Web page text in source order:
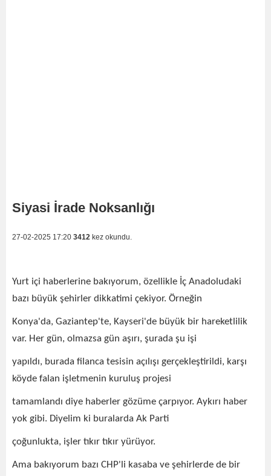
Siyasi İrade Noksanlığı
27-02-2025 17:20 3412 kez okundu.
Yurt içi haberlerine bakıyorum, özellikle İç Anadoludaki
bazı büyük şehirler dikkatimi çekiyor. Örneğin
Konya'da, Gaziantep'te, Kayseri'de büyük bir hareketlilik
var. Her gün, olmazsa gün aşırı, şurada şu işi
yapıldı, burada filanca tesisin açılışı gerçekleştirildi, karşı
köyde falan işletmenin kuruluş projesi
tamamlandı diye haberler gözüme çarpıyor. Aykırı haber
yok gibi. Diyelim ki buralarda Ak Parti
çoğunlukta, işler tıkır tıkır yürüyor.
Ama bakıyorum bazı CHP'li kasaba ve şehirlerde de bir